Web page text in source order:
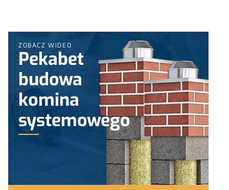
ZOBACZ WIDEO
Pekabet
budowa
komina
systemowego